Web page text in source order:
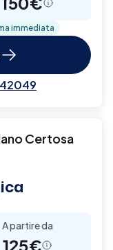
immediata
Certosa
A partire da
125€